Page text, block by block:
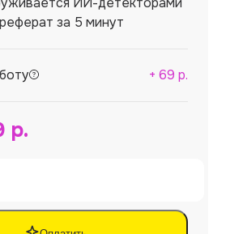
за 5 минут
+ 69 р.
р.